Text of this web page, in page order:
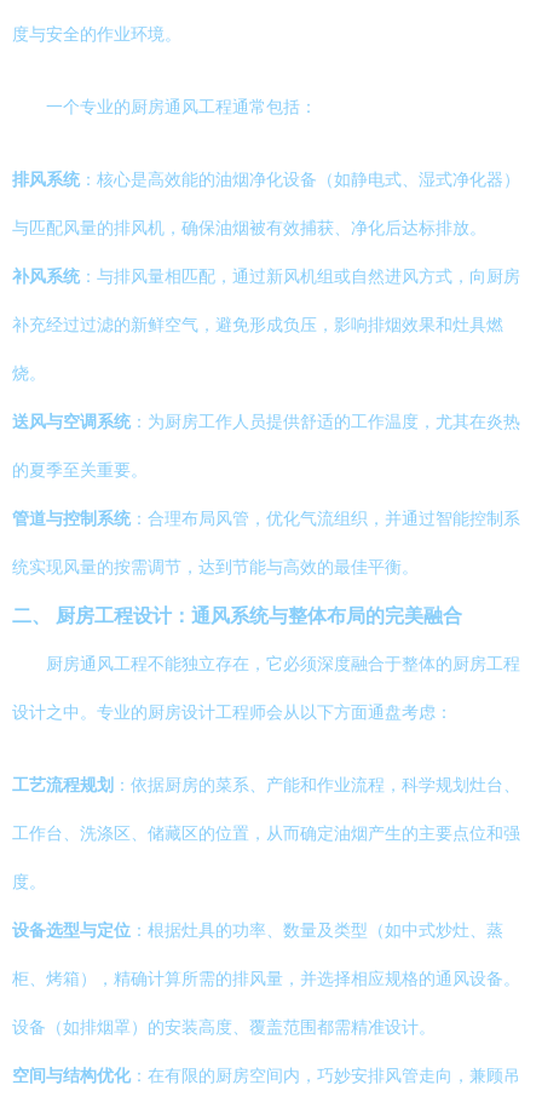
度与安全的作业环境。
一个专业的厨房通风工程通常包括：
排风系统：核心是高效能的油烟净化设备（如静电式、湿式净化器）
与匹配风量的排风机，确保油烟被有效捕获、净化后达标排放。
补风系统：与排风量相匹配，通过新风机组或自然进风方式，向厨房
补充经过过滤的新鲜空气，避免形成负压，影响排烟效果和灶具燃
烧。
送风与空调系统：为厨房工作人员提供舒适的工作温度，尤其在炎热
的夏季至关重要。
管道与控制系统：合理布局风管，优化气流组织，并通过智能控制系
统实现风量的按需调节，达到节能与高效的最佳平衡。
二、 厨房工程设计：通风系统与整体布局的完美融合
厨房通风工程不能独立存在，它必须深度融合于整体的厨房工程
设计之中。专业的厨房设计工程师会从以下方面通盘考虑：
工艺流程规划 ：依据厨房的菜系、产能和作业流程，科学规划灶台、
工作台、洗涤区、储藏区的位置，从而确定油烟产生的主要点位和强
度。
设备选型与定位 ：根据灶具的功率、数量及类型（如中式炒灶、蒸
柜、烤箱），精确计算所需的排风量，并选择相应规格的通风设备。
设备（如排烟罩）的安装高度、覆盖范围都需精准设计。
空间与结构优化：在有限的厨房空间内，巧妙安排风管走向，兼顾吊